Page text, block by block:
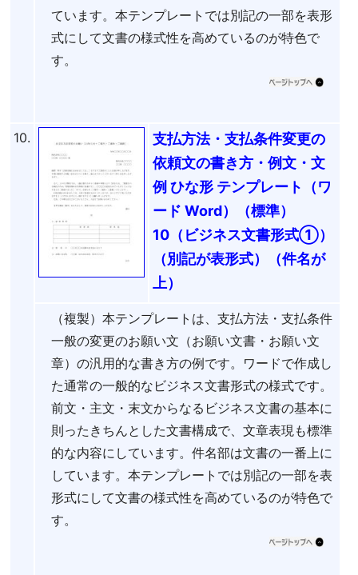
ています。本テンプレートでは別記の一部を表形
式にして文書の様式性を高めているのが特色で
す。
10.
支払方法・支払条件変更の
依頼文の書き方・例文・文
例 ひな形 テンプレート（ワ
ード Word）（標準）
10（ビジネス文書形式①）
（別記が表形式）（件名が
上）
（複製）本テンプレートは、支払方法・支払条件
一般の変更のお願い文（お願い文書・お願い文
章）の汎用的な書き方の例です。ワードで作成し
た通常の一般的なビジネス文書形式の様式です。
前文・主文・末文からなるビジネス文書の基本に
則ったきちんとした文書構成で、文章表現も標準
的な内容にしています。件名部は文書の一番上に
しています。本テンプレートでは別記の一部を表
形式にして文書の様式性を高めているのが特色で
す。